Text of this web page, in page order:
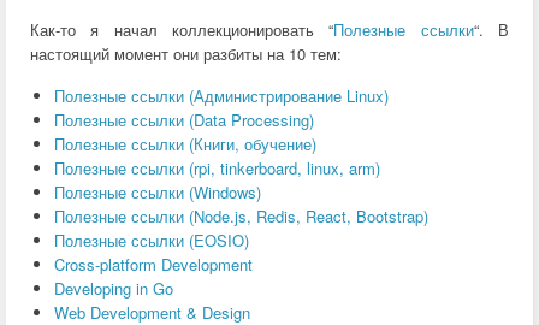
Как-то я начал коллекционировать “Полезные ссылки“. В
настоящий момент они разбиты на 10 тем:
Полезные ссылки (Администрирование Linux)
Полезные ссылки (Data Processing)
Полезные ссылки (Книги, обучение)
Полезные ссылки (rpi, tinkerboard, linux, arm)
Полезные ссылки (Windows)
Полезные ссылки (Node.js, Redis, React, Bootstrap)
Полезные ссылки (EOSIO)
Cross-platform Development
Developing in Go
Web Development & Design